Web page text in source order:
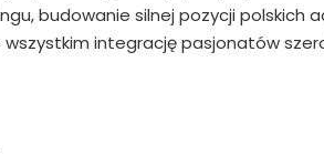
budowanie silnej pozycji polskich
integrację pasjonatów